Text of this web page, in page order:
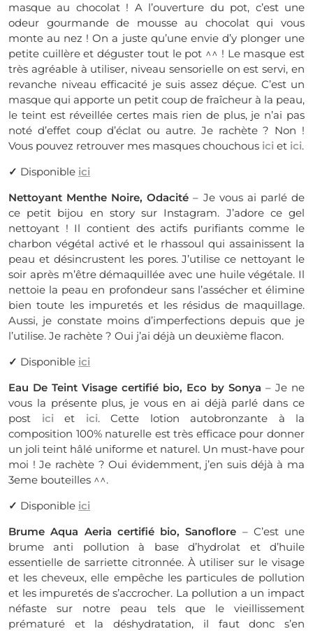
masque au chocolat ! A l’ouverture du pot, c’est une
odeur gourmande de mousse au chocolat qui vous
monte au nez ! On a juste qu’une envie d’y plonger une
petite cuillère et déguster tout le pot ^^ ! Le masque est
très agréable à utiliser, niveau sensorielle on est servi, en
revanche niveau efficacité je suis assez déçue. C’est un
masque qui apporte un petit coup de fraîcheur à la peau,
le teint est réveillée certes mais rien de plus, je n’ai pas
noté d’effet coup d’éclat ou autre. Je rachète ? Non !
Vous pouvez retrouver mes masques chouchous ici et ici.
✓ Disponible ici
Nettoyant Menthe Noire, Odacité – Je vous ai parlé de
ce petit bijou en story sur Instagram. J’adore ce gel
nettoyant ! Il contient des actifs purifiants comme le
charbon végétal activé et le rhassoul qui assainissent la
peau et désincrustent les pores. J’utilise ce nettoyant le
soir après m’être démaquillée avec une huile végétale. Il
nettoie la peau en profondeur sans l’assécher et élimine
bien toute les impuretés et les résidus de maquillage.
Aussi, je constate moins d’imperfections depuis que je
l’utilise. Je rachète ? Oui j’ai déjà un deuxième flacon.
✓ Disponible ici
Eau De Teint Visage certifié bio, Eco by Sonya – Je ne
vous la présente plus, je vous en ai déjà parlé dans ce
post iciet ici. Cette lotion autobronzante à la
composition 100% naturelle est très efficace pour donner
un joli teint hâlé uniforme et naturel. Un must-have pour
moi ! Je rachète ? Oui évidemment, j’en suis déjà à ma
3eme bouteilles ^^.
✓ Disponible ici
Brume Aqua Aeria certifié bio, Sanoflore – C’est une
brume anti pollution à base d’hydrolat et d’huile
essentielle de sarriette citronnée. À utiliser sur le visage
et les cheveux, elle empêche les particules de pollution
et les impuretés de s’accrocher. La pollution a un impact
néfaste sur notre peau tels que le vieillissement
prématuré et la déshydratation, il faut donc s’en